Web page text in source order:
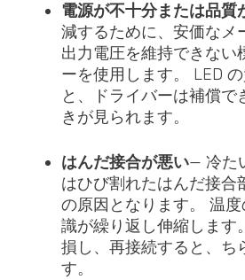
電源が不十分または品質
減するために、安価なメ
出力電圧を維持できない
ーを使用します。 LED
と、ドライバーは補償で
きが見られます。
はんだ接合が悪い— 冷た
はひび割れたはんだ接
の原因となります。 温
識が繰り返し伸縮します
損し、再接続すると、ち
す。